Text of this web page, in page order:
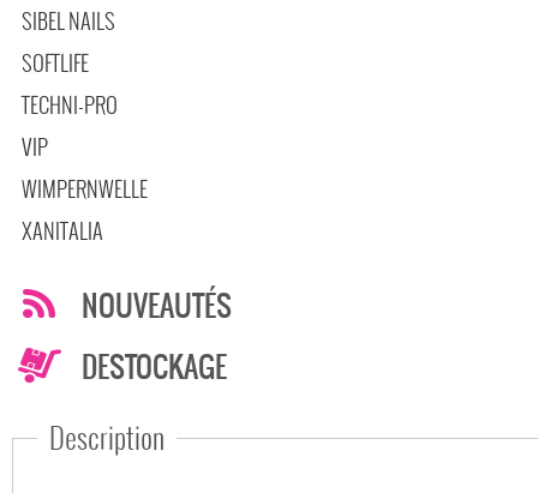
SIBEL NAILS
SOFTLIFE
TECHNI-PRO
VIP
WIMPERNWELLE
XANITALIA
NOUVEAUTÉS
DESTOCKAGE
Description